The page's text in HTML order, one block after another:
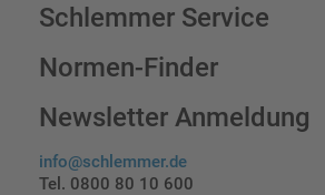
Schlemmer Service
Normen-Finder
Newsletter Anmeldung
info@schlemmer.de
Tel. 0800 80 10 600